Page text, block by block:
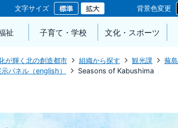
文字サイズ 背景色変更
祉 子育て・学校 文化・スポーツ
が輝く北の創造都市 組織から探す 観光課
蕪
パネル（english）
Seasons of Kabushima